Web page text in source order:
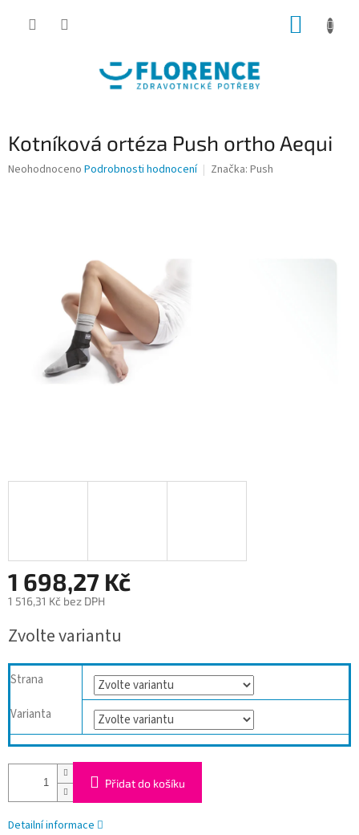
Kotníková ortéza Push ortho Aequi
Průměrné
Neohodnoceno Podrobnosti hodnocení Značka: Push
1 698,27 Kč
1 516,31 Kč bez DPH
cena:
Zvolte variantu
Strana
Varianta
Přidat do košíku
Detailní informace